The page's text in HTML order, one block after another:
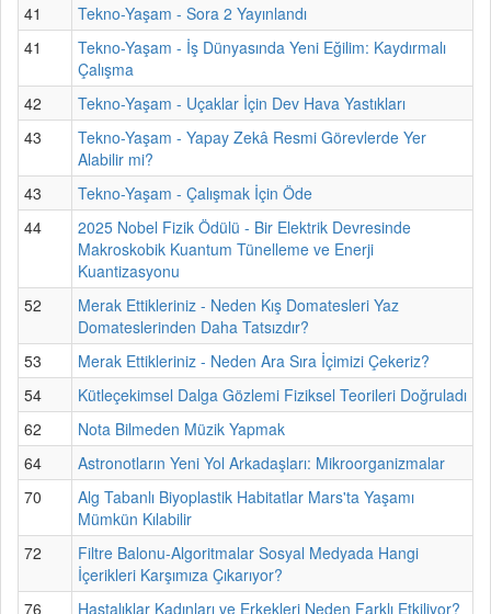
41
Tekno-Yaşam - Sora 2 Yayınlandı
41
Tekno-Yaşam - İş Dünyasında Yeni Eğilim: Kaydırmalı
Çalışma
42
Tekno-Yaşam - Uçaklar İçin Dev Hava Yastıkları
43
Tekno-Yaşam - Yapay Zekâ Resmi Görevlerde Yer
Alabilir mi?
43
Tekno-Yaşam - Çalışmak İçin Öde
44
2025 Nobel Fizik Ödülü - Bir Elektrik Devresinde
Makroskobik Kuantum Tünelleme ve Enerji
Kuantizasyonu
52
Merak Ettikleriniz - Neden Kış Domatesleri Yaz
Domateslerinden Daha Tatsızdır?
53
Merak Ettikleriniz - Neden Ara Sıra İçimizi Çekeriz?
54
Kütleçekimsel Dalga Gözlemi Fiziksel Teorileri Doğruladı
62
Nota Bilmeden Müzik Yapmak
64
Astronotların Yeni Yol Arkadaşları: Mikroorganizmalar
70
Alg Tabanlı Biyoplastik Habitatlar Mars'ta Yaşamı
Mümkün Kılabilir
72
Filtre Balonu-Algoritmalar Sosyal Medyada Hangi
İçerikleri Karşımıza Çıkarıyor?
76
Hastalıklar Kadınları ve Erkekleri Neden Farklı Etkiliyor?